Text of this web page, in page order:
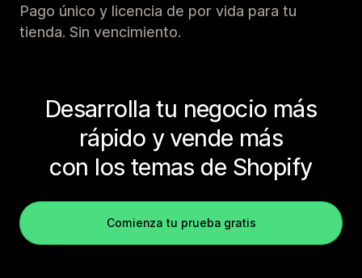
Pago único y licencia de por vida para tu
tienda. Sin vencimiento.
Desarrolla tu negocio más
rápido y vende más
con los temas de Shopify
Comienza tu prueba gratis